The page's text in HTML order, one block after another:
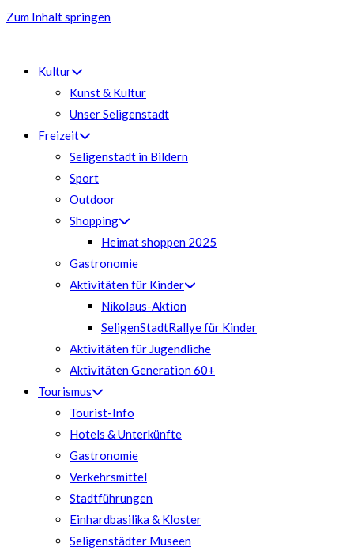
Zum Inhalt springen
Kultur
Kunst & Kultur
Unser Seligenstadt
Freizeit
Seligenstadt in Bildern
Sport
Outdoor
Shopping
Heimat shoppen 2025
Gastronomie
Aktivitäten für Kinder
Nikolaus-Aktion
SeligenStadtRallye für Kinder
Aktivitäten für Jugendliche
Aktivitäten Generation 60+
Tourismus
Tourist-Info
Hotels & Unterkünfte
Gastronomie
Verkehrsmittel
Stadtführungen
Einhardbasilika & Kloster
Seligenstädter Museen